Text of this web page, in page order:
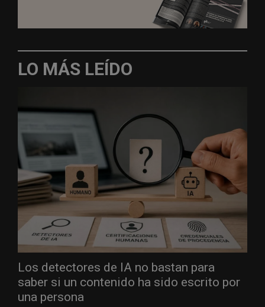
LO MÁS LEÍDO
Los detectores de IA no bastan para
saber si un contenido ha sido escrito por
una persona